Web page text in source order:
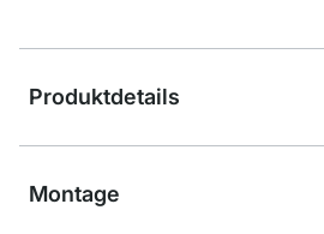
Produktdetails
Montage